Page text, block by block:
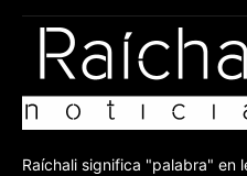
Raíchali significa "palabra" en